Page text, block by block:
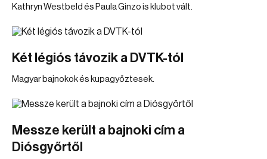
Kathryn Westbeld és Paula Ginzo is klubot vált.
Két légiós távozik a DVTK-tól
Magyar bajnokok és kupagyőztesek.
Messze került a bajnoki cím a
Diósgyőrtől